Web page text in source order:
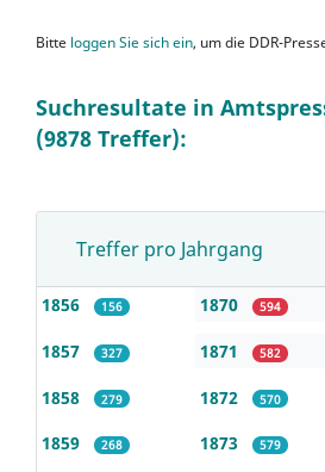
Bitte loggen Sie sich ein, um die DDR-
Suchresultate in
(9878 Treffer):
Treffer pro Jahrgang
1856 156
1857 327
1858 279
1859 268
1870 594
1871 582
1872 570
1873 579